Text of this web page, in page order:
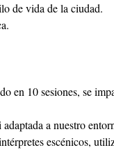
de vida de la ciudad.
en 10 sesiones, se
a nuestro
escénicos,